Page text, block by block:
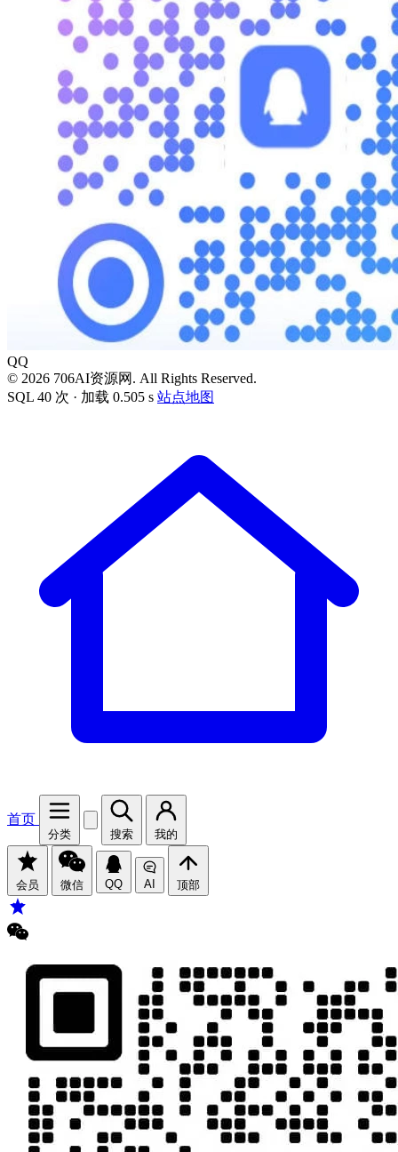
QQ
© 2026 706AI资源网. All Rights Reserved.
SQL 40 次 · 加载 0.505 s 站点地图
首页
分类 搜索 我的
会员 微信 QQ AI 顶部